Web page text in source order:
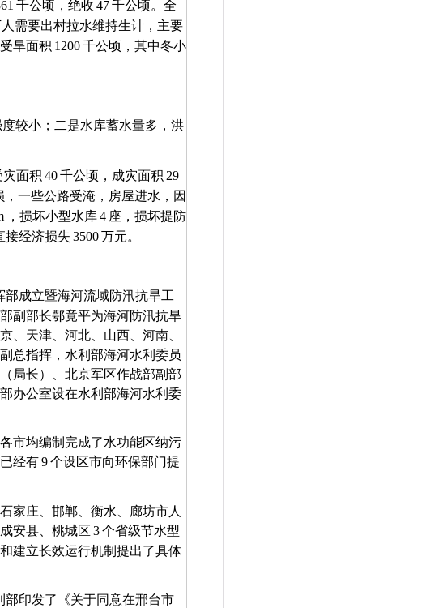
千公顷，绝收 47千公顷。全
需要出村拉水维持生计，主要
旱面积 1200千公顷，其中冬小
较小；二是水库蓄水量多，洪
面积 40千公顷，成灾面积 29
一些公路受淹，房屋进水，因
，损坏小型水库4 座，损坏提防
接经济损失 3500万元。
部成立暨海河流域防汛抗旱工
副部长鄂竟平为海河防汛抗旱
、天津、河北、山西、河南、
总指挥，水利部海河水利委员
局长）、北京军区作战部副部
办公室设在水利部海河水利委
市均编制完成了水功能区纳污
经有9个设区市向环保部门提
家庄、邯郸、衡水、廊坊市人
安县、桃城区 3个省级节水型
建立长效运行机制提出了具体
部印发了《关于同意在邢台市